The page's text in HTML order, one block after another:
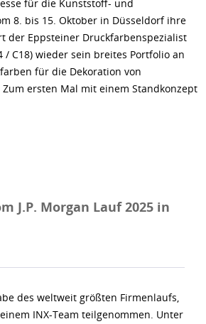
für die Kunststoff- und
8. bis 15. Oktober in Düsseldorf ihre
der Eppsteiner Druckfarbenspezialist
/ C18) wieder sein breites Portfolio an
für die Dekoration von
ersten Mal mit einem Standkonzept
J.P. Morgan Lauf 2025 in
des weltweit größten Firmenlaufs,
INX-Team teilgenommen. Unter